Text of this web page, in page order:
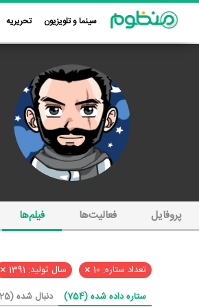
سینما و تلویزیون تحریریه
پروفایل فعالیت‌ها فیلم‌ها
تعداد ستاره: 10 × سال تولید: 1391 ×
ستاره داده شده (754) دنبال شده (25)